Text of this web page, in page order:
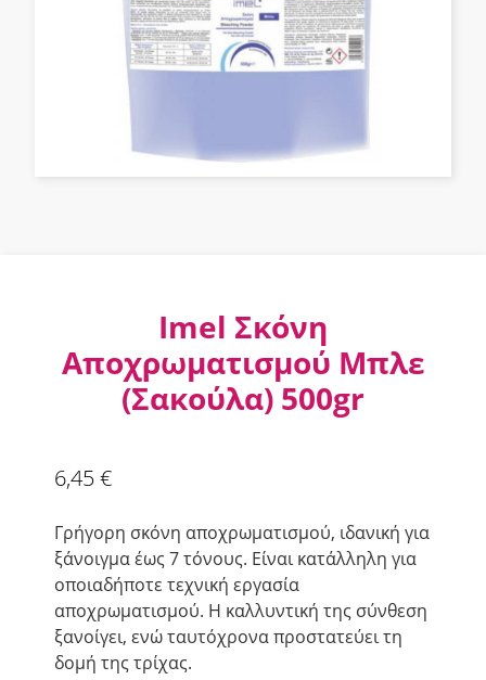
Imel Σκόνη
Αποχρωματισμού Μπλε
(Σακούλα) 500gr
6,45€
Γρήγορη σκόνη αποχρωματισμού, ιδανική για
ξάνοιγμα έως 7 τόνους. Είναι κατάλληλη για
οποιαδήποτε τεχνική εργασία
αποχρωματισμού. Η καλλυντική της σύνθεση
ξανοίγει, ενώ ταυτόχρονα προστατεύει τη
δομή της τρίχας.